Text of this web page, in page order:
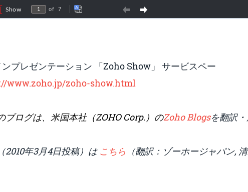
プレゼンテーション 「Zoho Show」 サービスペー
www.zoho.jp/zoho-show.html
ブログは、米国本社（ZOHO Corp.）のZoho Blogsを翻訳
2010年3月4日投稿）は こちら （翻訳：ゾーホージャパン, 清